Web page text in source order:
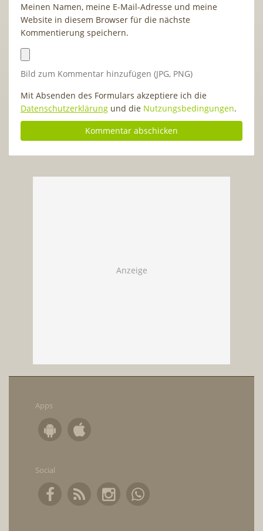
Meinen Namen, meine E-Mail-Adresse und meine
Website in diesem Browser für die nächste
Kommentierung speichern.
Bild zum Kommentar hinzufügen (JPG, PNG)
Mit Absenden des Formulars akzeptiere ich die
Datenschutzerklärung und die Nutzungsbedingungen.
Apps
Social